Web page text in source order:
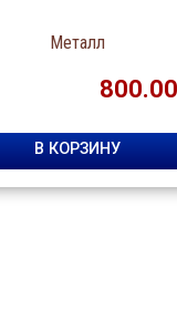
Металл
800.00
В КОРЗИНУ